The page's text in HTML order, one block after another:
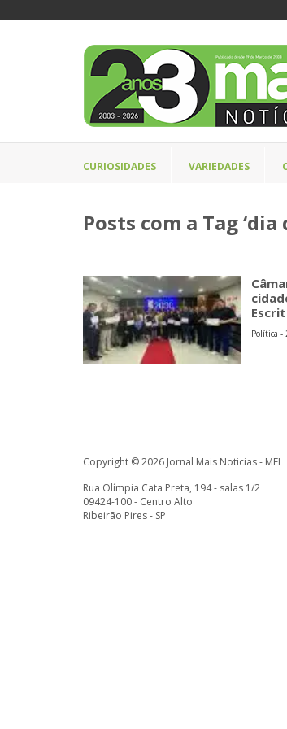
CURIOSIDADES VARIEDADES
Posts com a Tag
Política -
Copyright © 2026 Jornal Mais Noticias - MEI
Rua Olímpia Cata Preta, 194 - salas 1/2
09424-100 - Centro Alto
Ribeirão Pires - SP